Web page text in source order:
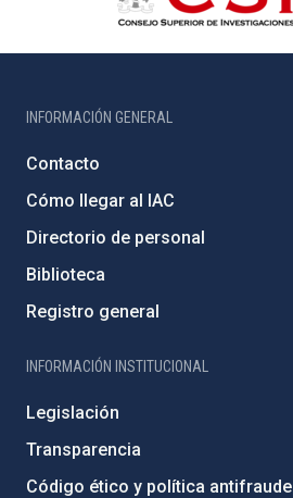
INFORMACIÓN GENERAL
Contacto
Cómo llegar al IAC
Directorio de personal
Biblioteca
Registro general
INFORMACIÓN INSTITUCIONAL
Legislación
Transparencia
Código ético y política antifraude